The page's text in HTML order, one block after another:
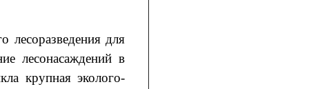
лесоразведения для
лесонасаждений в
крупная эколого-